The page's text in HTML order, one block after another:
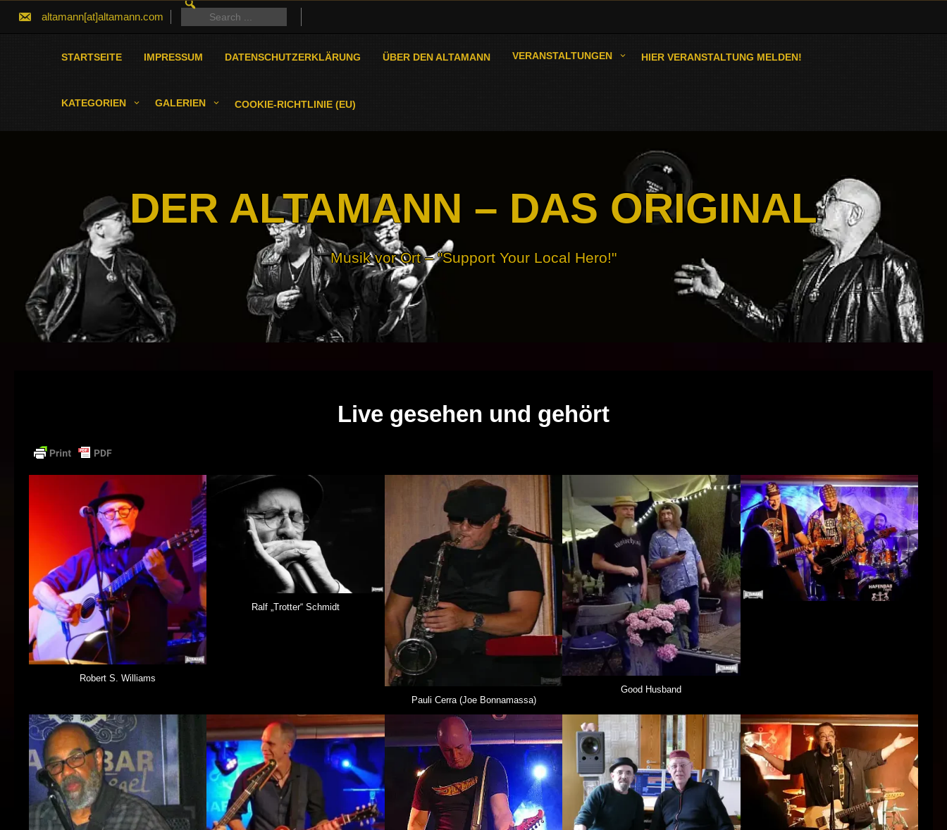
altamann[at]altamann.com
FOR:
Search
for:
STARTSEITE IMPRESSUM DATENSCHUTZERKLÄRUNG ÜBER DEN ALTAMANN VERANSTALTUNGEN HIER VERANSTALTUNG MELDEN!
KATEGORIEN GALERIEN COOKIE-RICHTLINIE (EU)
DER ALTAMANN – DAS ORIGINAL
Musik vor Ort – "Support Your Local Hero!"
Live gesehen und gehört
Robert S. Williams
Ralf „Trotter“ Schmidt
Pauli Cerra (Joe Bonnamassa)
Good Husband